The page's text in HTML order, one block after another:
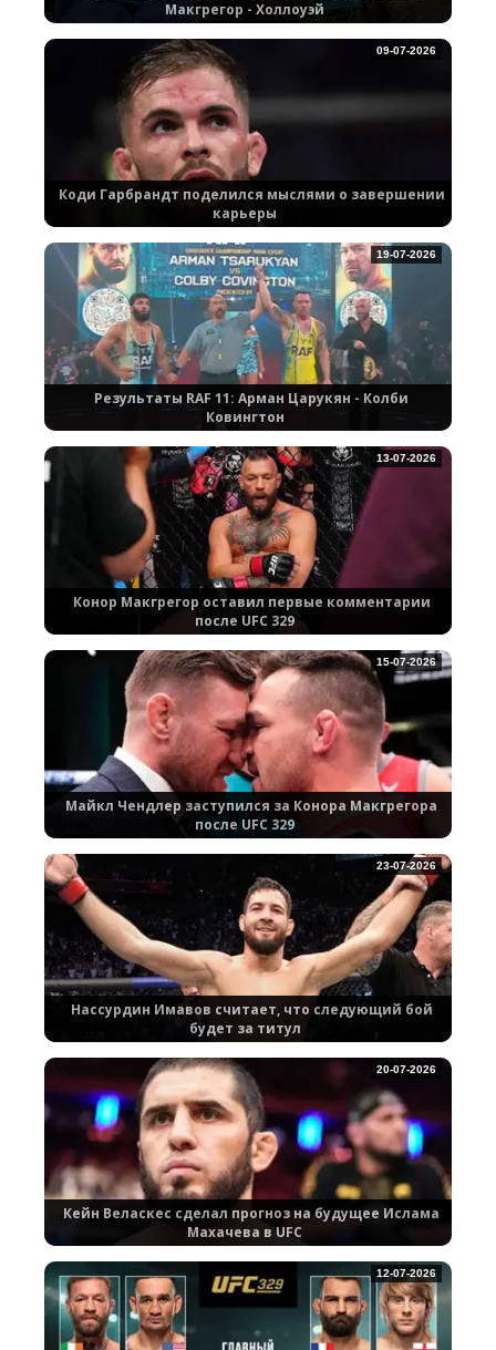
Макгрегор - Холлоуэй
Коди Гарбрандт поделился мыслями о завершении
карьеры
09-07-2026
Результаты RAF 11: Арман Царукян - Колби
Ковингтон
19-07-2026
Конор Макгрегор оставил первые комментарии
после UFC 329
13-07-2026
Майкл Чендлер заступился за Конора Макгрегора
после UFC 329
15-07-2026
Нассурдин Имавов считает, что следующий бой
будет за титул
23-07-2026
Кейн Веласкес сделал прогноз на будущее Ислама
Махачева в UFC
20-07-2026
12-07-2026